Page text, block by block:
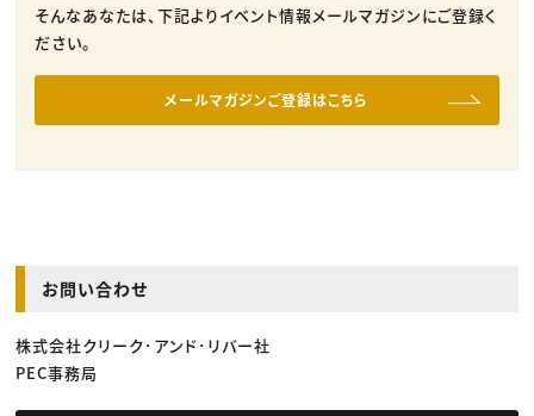
そんなあなたは、下記よりイベント情報メールマガジンにご登録く
ださい。
メールマガジンご登録はこちら
お問い合わせ
株式会社クリーク･アンド･リバー社
PEC事務局